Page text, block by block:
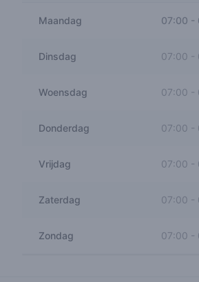
Maandag 07:00 -
Dinsdag 07:00
Woensdag 07:00 -
Donderdag 07:00
Vrijdag 07:00 -
Zaterdag 07:00
Zondag 07:00 -